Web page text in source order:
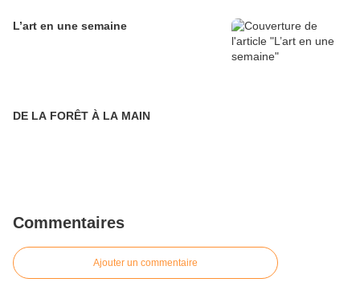
L’art en une semaine
DE LA FORÊT À LA MAIN
Commentaires
Ajouter un commentaire